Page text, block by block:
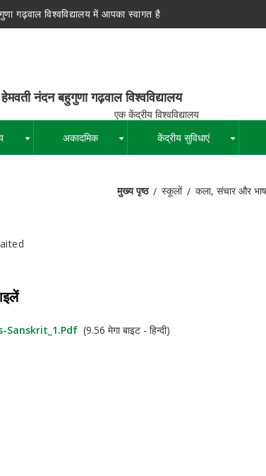
गढ़वाल विश्वविद्यालय में आपका स्वागत है
विश्वविद्यालय
अकादमिक केंद्रीय सुविधाएं
मुख्य पृष्ठ स्कूलों कला, संचार और
Sanskrit_1.pdf (9.56 मेगा बाइट - हिन्दी)